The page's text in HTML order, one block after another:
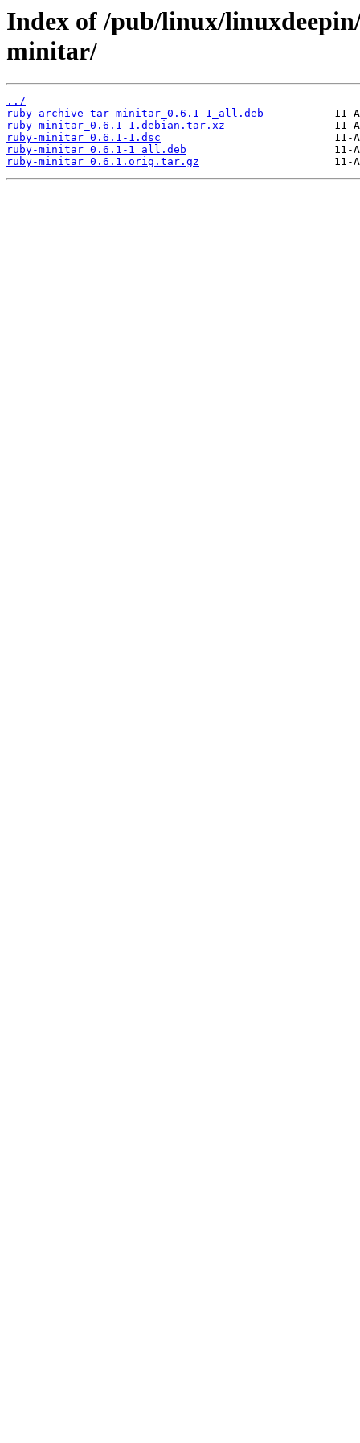
Index of /pub/linux/
minitar/
../
ruby-archive-tar-minitar_0.6.1-1_all.deb
ruby-minitar_0.6.1-1.debian.tar.xz
ruby-minitar_0.6.1-1.dsc
ruby-minitar_0.6.1-1_all.deb
ruby-minitar_0.6.1.orig.tar.gz